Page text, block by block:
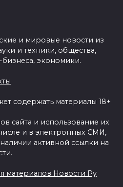
и мировые новости из
и техники, общества,
экономики.
содержать материалы 18+
сайта и использование их
и в электронных СМИ,
активной ссылки на
материалов Новости Ру